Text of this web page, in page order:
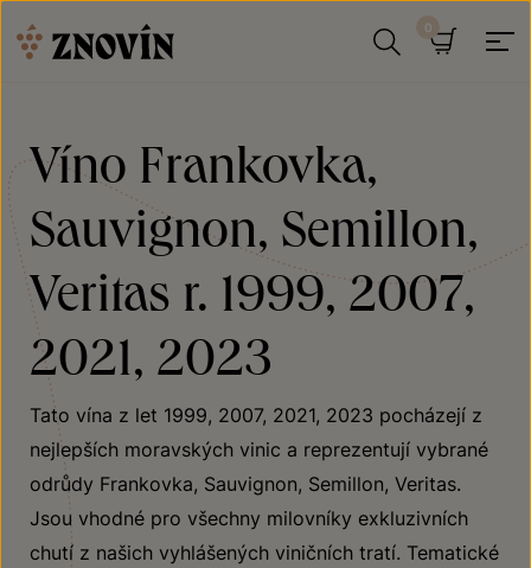
Víno Frankovka,
Sauvignon, Semillon,
Veritas r. 1999, 2007,
2021, 2023
Tato vína z let 1999, 2007, 2021, 2023 pocházejí z
nejlepších moravských vinic a reprezentují vybrané
odrůdy Frankovka, Sauvignon, Semillon, Veritas.
Jsou vhodné pro všechny milovníky exkluzivních
chutí z našich vyhlášených viničních tratí. Tematické